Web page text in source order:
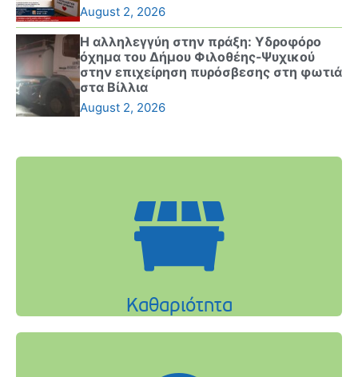
August 2, 2026
Η αλληλεγγύη στην πράξη: Υδροφόρο
όχημα του Δήμου Φιλοθέης-Ψυχικού
στην επιχείρηση πυρόσβεσης στη φωτιά
στα Βίλλια
August 2, 2026